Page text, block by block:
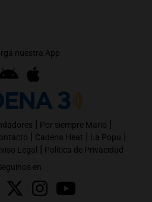
nuestra App
| Por siempre Mario |
| Cadena Heat | La Popu |
Legal | Política de Privacidad
en